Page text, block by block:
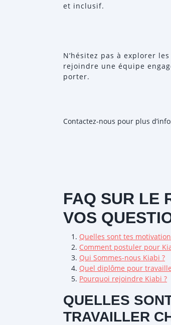
et inclusif.
N’hésitez pas à explorer
rejoindre une équipe
porter.
Contactez-nous pour plus
FAQ SUR LE
VOS
Quelles sont tes
Comment postuler pour
Qui Sommes-nous Kiabi ?
Quel diplôme pour
Pourquoi rejoindre Kiabi ?
QUELLES
TRAVAILLER